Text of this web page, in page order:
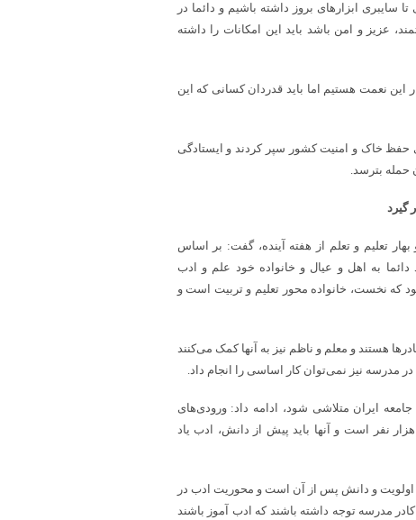
سایبری ابزارهای بروز داشته باشیم و دائما در
عزیز و امن باشد باید این امکانات را داشته
نعمت هستیم اما باید قدردان کسانی که این
خاک و امنیت کشور سپر کردند و ایستادگی
حمله بترسد.
گیرد
تعلیم و تعلم از هفته آینده، گفت: بر اساس
به اهل و عیال و خانواده خود علم و ادب
که نخست، خانواده محور تعلیم و تربیت است و
هستند و معلم و ناظم نیز به آنها کمک می‌کنند
نیز نمی‌توان کار اساسی را انجام داد.
ایران متلاشی شود، ادامه داد: ورودی‌های
دبستان امسال کشور به مدارس ابتدایی حدود یک میلیون و ۶۰۰ هزار نفر است و آنها باید پیش از دانش، ادب یاد
اولویت و دانش پس از آن است و محوریت ادب در
مدرسه توجه داشته باشند که ادب آموز باشند